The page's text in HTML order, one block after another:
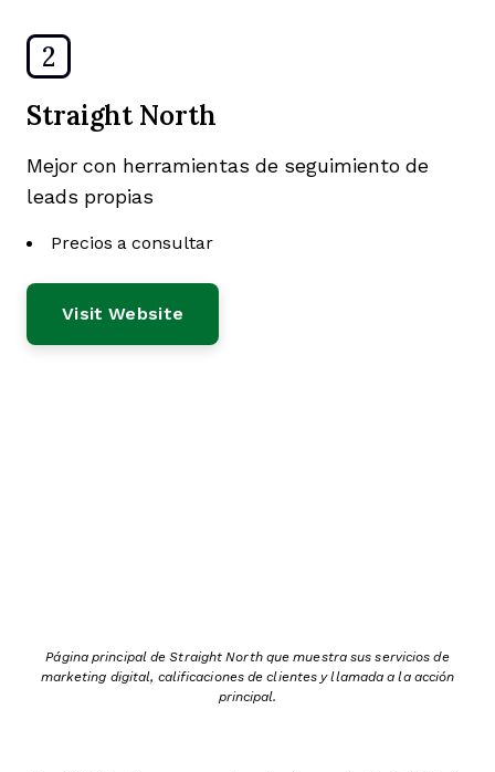
2
Straight North
Mejor con herramientas de seguimiento de
leads propias
Precios a consultar
Visit Website
Página principal de Straight North que muestra sus servicios de
marketing digital, calificaciones de clientes y llamada a la acción
principal.